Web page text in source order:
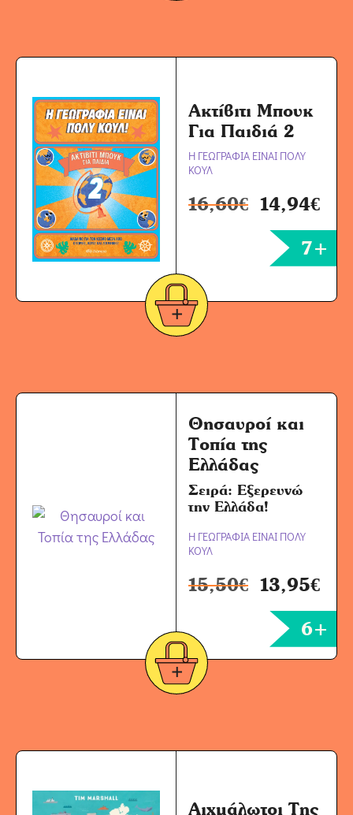
Ακτίβιτι Μπουκ
Για Παιδιά 2
Η ΓΕΩΓΡΑΦΙΑ ΕΙΝΑΙ ΠΟΛΥ
ΚΟΥΛ
16,60€ 14,94€
7+
Θησαυροί και
Τοπία της
Ελλάδας
Σειρά: Εξερευνώ
την Ελλάδα!
Η ΓΕΩΓΡΑΦΙΑ ΕΙΝΑΙ ΠΟΛΥ
ΚΟΥΛ
15,50€ 13,95€
6+
Αιχμάλωτοι Της